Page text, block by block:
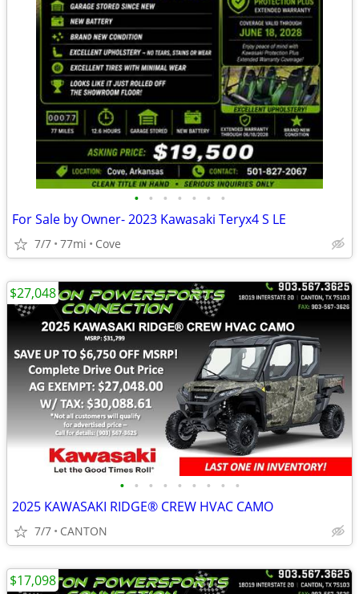
• • • • • • •
For Sale by Owner- 2023 Kawasaki Teryx4 S LE
7/7 77mi Cove
• • • • • • • • •
2025 KAWASAKI RIDGE® CREW HVAC CAMO
7/7 CANTON
$27,048
$17,098